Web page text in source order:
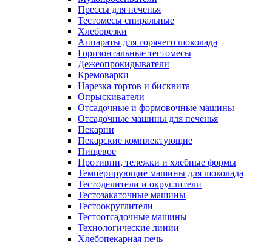
Прессы для печенья
Тестомесы спиральные
Хлеборезки
Аппараты для горячего шоколада
Горизонтальные тестомесы
Дежеопрокидыватели
Кремоварки
Нарезка тортов и бисквита
Опрыскиватели
Отсадочные и формовочные машины
Отсадочные машины для печенья
Пекарни
Пекарские комплектующие
Пищевое
Противни, тележки и хлебные формы
Темперирующие машины для шоколада
Тестоделители и округлители
Тестозакаточные машины
Тестоокруглители
Тестоотсадочные машины
Технологические линии
Хлебопекарная печь